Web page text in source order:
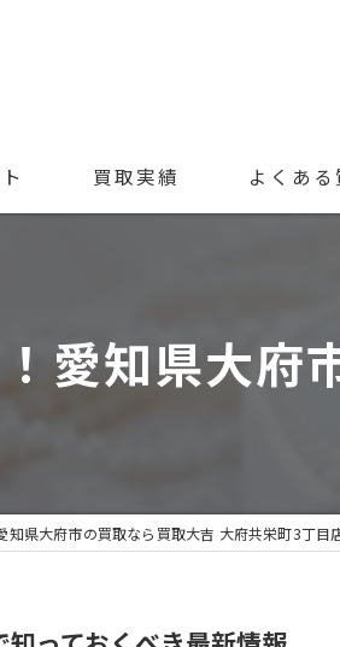
買取実績 よくある
愛知県大府
知県大府市の買取なら買取大吉 大府共栄町3丁目